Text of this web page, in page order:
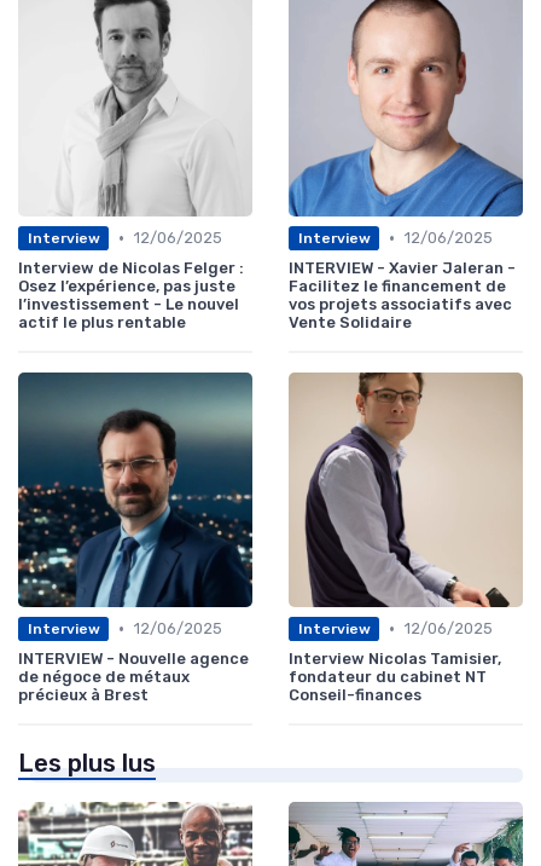
Interview • 12/06/2025
Interview de Nicolas Felger :
Osez l’expérience, pas juste
l’investissement - Le nouvel
actif le plus rentable
Interview • 12/06/2025
INTERVIEW - Xavier Jaleran -
Facilitez le financement de
vos projets associatifs avec
Vente Solidaire
Interview • 12/06/2025
INTERVIEW - Nouvelle agence
de négoce de métaux
précieux à Brest
Interview • 12/06/2025
Interview Nicolas Tamisier,
fondateur du cabinet NT
Conseil-finances
Les plus lus